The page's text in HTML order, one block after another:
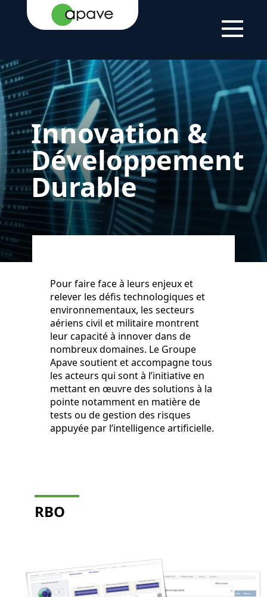
ACCUEIL SERVICES INNOVATION & DÉVELOPPEMENT
DURABLE
Innovation &
Développement
Durable
Pour faire face à leurs enjeux et
relever les défis technologiques et
environnementaux, les secteurs
aériens civil et militaire montrent
leur capacité à innover dans de
nombreux domaines. Le Groupe
Apave soutient et accompagne tous
les acteurs qui sont à l’initiative en
mettant en œuvre des solutions à la
pointe notamment en matière de
tests ou de gestion des risques
appuyée par l’intelligence artificielle.
RBO